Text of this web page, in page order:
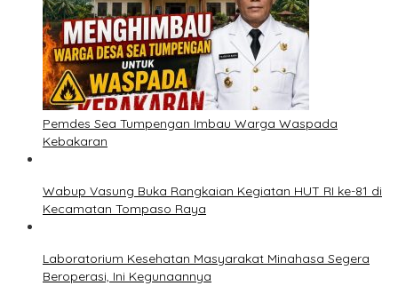
Pemdes Sea Tumpengan Imbau Warga Waspada
Kebakaran
Wabup Vasung Buka Rangkaian Kegiatan HUT RI ke-81 di
Kecamatan Tompaso Raya
Laboratorium Kesehatan Masyarakat Minahasa Segera
Beroperasi, Ini Kegunaannya